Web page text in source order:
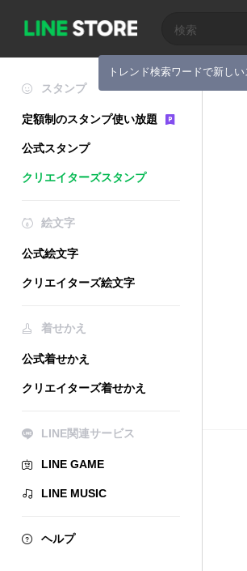
トレンド検索ワードで新し
スタンプ
定額制のスタンプ使い放題
公式スタンプ
クリエイターズスタンプ
絵文字
公式絵文字
クリエイターズ絵文字
着せかえ
公式着せかえ
クリエイターズ着せかえ
LINE関連サービス
LINE GAME
LINE MUSIC
ヘルプ